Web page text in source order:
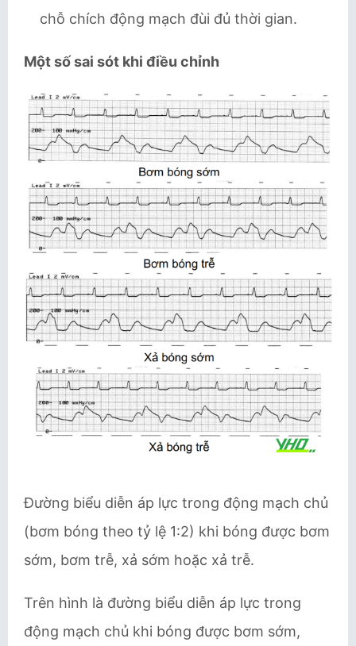
chỗ chích động mạch đùi đủ thời gian.
Một số sai sót khi điều chỉnh
Đường biểu diễn áp lực trong động mạch chủ
(bơm bóng theo tỷ lệ 1:2) khi bóng được bơm
sớm, bơm trễ, xả sớm hoặc xả trễ.
Trên hình là đường biểu diễn áp lực trong
động mạch chủ khi bóng được bơm sớm,